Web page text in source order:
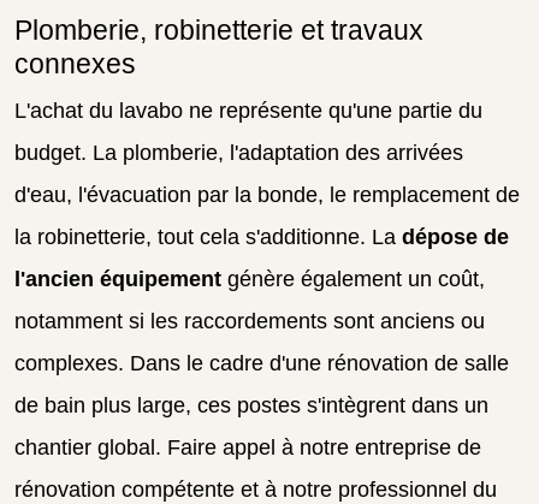
Plomberie, robinetterie et travaux
connexes
L'achat du lavabo ne représente qu'une partie du
budget. La plomberie, l'adaptation des arrivées
d'eau, l'évacuation par la bonde, le remplacement de
la robinetterie, tout cela s'additionne. La dépose de
l'ancien équipement génère également un coût,
notamment si les raccordements sont anciens ou
complexes. Dans le cadre d'une rénovation de salle
de bain plus large, ces postes s'intègrent dans un
chantier global. Faire appel à notre entreprise de
rénovation compétente et à notre professionnel du